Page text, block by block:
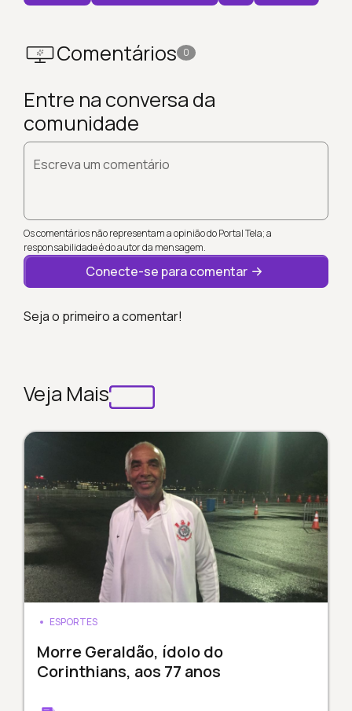
Comentários 0
Entre na conversa da
comunidade
Escreva um comentário
Os comentários não representam a opinião do Portal Tela; a
responsabilidade é do autor da mensagem.
Conecte-se para comentar
Seja o primeiro a comentar!
Veja Mais
ESPORTES
Morre Geraldão, ídolo do
Corinthians, aos 77 anos